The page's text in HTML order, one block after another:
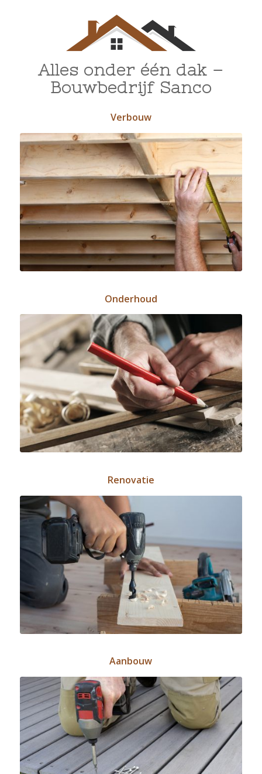
Alles onder één dak –
Bouwbedrijf Sanco
Verbouw
Onderhoud
Renovatie
Aanbouw